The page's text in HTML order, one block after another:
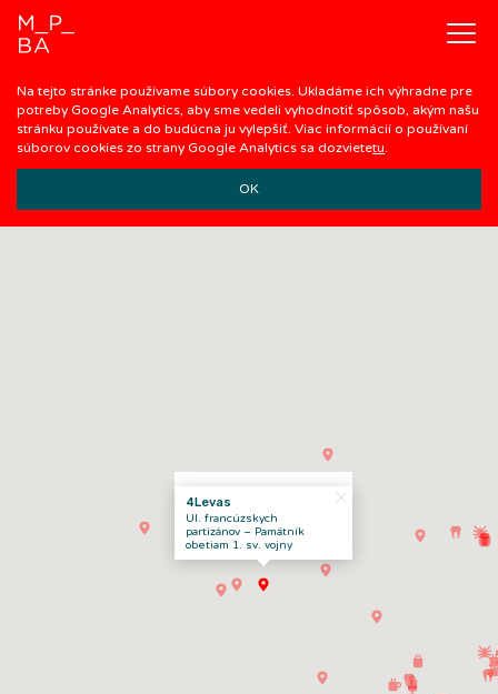
Na tejto stránke používame súbory cookies. Ukladáme ich výhradne pre
potreby Google Analytics, aby sme vedeli vyhodnotiť spôsob, akým našu
stránku používate a do budúcna ju vylepšiť. Viac informácií o používaní
súborov cookies zo strany Google Analytics sa dozvietetu.
OK
4Levas
Ul. francúzskych
partizánov – Pamätník
obetiam 1. sv. vojny